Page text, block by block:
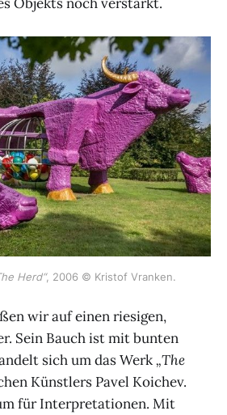
Herd“, 2006 © Kristof Vranken.
wir auf einen riesigen,
Sein Bauch ist mit bunten
sich um das Werk„The
Künstlers Pavel Koichev.
für Interpretationen. Mit